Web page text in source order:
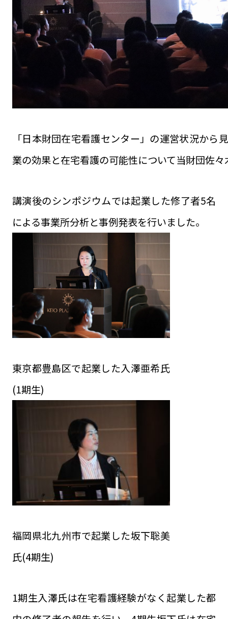
「日本財団在宅看護センター」の運営状況から
業の効果と在宅看護の可能性について当財団佐々
講演後のシンポジウムでは起業した修了者5名
による事業所分析と事例発表を行いました。
東京都豊島区で起業した入澤亜希氏
(1期生)
福岡県北九州市で起業した坂下聡美
氏(4期生)
1期生入澤氏は在宅看護経験がなく起業した都